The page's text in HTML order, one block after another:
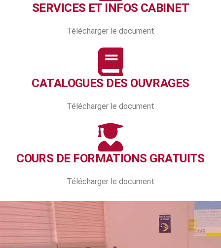
SERVICES ET INFOS CABINET
Télécharger le document
CATALOGUES DES OUVRAGES
Télécharger le document
COURS DE FORMATIONS GRATUITS
Télécharger le document